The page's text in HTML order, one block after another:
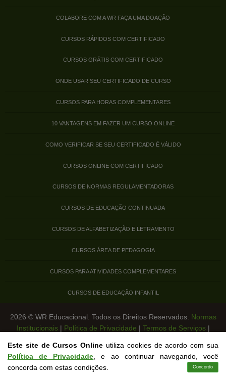
COLABORE COM A WR FAÇA UMA DOAÇÃO
CURSOS RÁPIDOS COM CERTIFICADO
CURSOS GRÁTIS COM CERTIFICADO
ONDE USAR SEU CERTIFICADO DE CURSO
CURSOS PARA HORAS COMPLEMENTARES
10 VANTAGENS EM FAZER UM CURSO ONLINE
COMO VERIFICAR SE SEU CERTIFICADO É VÁLIDO
CURSOS ONLINE COM CERTIFICADO
CURSOS DE NORMAS REGULAMENTADORAS
CURSOS DE EDUCAÇÃO CONTINUADA
CURSOS DE ALFABETIZAÇÃO E LETRAMENTO
CURSOS ÁREA DE PEDAGOGIA
CURSOS PARA ATIVIDADES COMPLEMENTARES
CURSOS DE EDUCAÇÃO INFANTIL
2026 © WR Educacional. Todos os Direitos Reservados. Normas
Institucionais| Política de Privacidade | Termos de Serviços|
Este site de Cursos Online utiliza cookies de acordo com sua
Política de Privacidade , e ao continuar navegando, você
concorda com estas condições.
Concordo
Contato Cursos Login